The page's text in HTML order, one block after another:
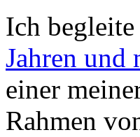
Ich begleite
Jahren
einer
Rahmen